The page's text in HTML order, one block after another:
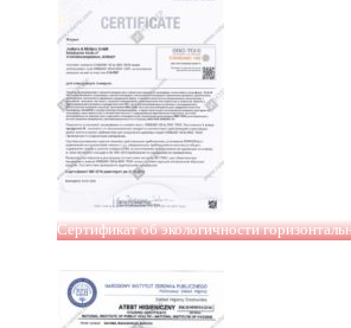
Сертификат об экологичности